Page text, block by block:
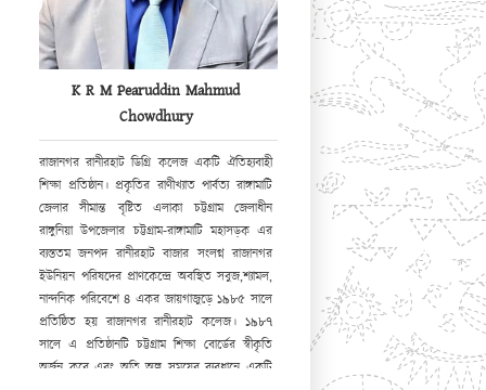
K R M Pearuddin Mahmud
Chowdhury
রাজানগর রানীরহাট ডিগ্রি কলেজ একটি ঐতিহ্যবাহী
শিক্ষা প্রতিষ্ঠান। প্রকৃতির রাণীখ্যাত পার্বত্য রাঙ্গামাটি
জেলার সীমান্ত বৃষ্টিত এলাকা চট্টগ্রাম জেলাধীন
রাঙ্গুনিয়া উপজেলার চট্টগ্রাম-রাঙ্গামাটি মহাসড়ক এর
ব্যস্ততম জনপদ রানীরহাট বাজার সংলগ্ন রাজানগর
ইউনিয়ন পরিষদের প্রাণকেন্দ্রে অবস্থিত সবুজ,শ্যামল,
নান্দনিক পরিবেশে ৪ একর জায়গাজুড়ে ১৯৮৫ সালে
প্রতিষ্ঠিত হয় রাজানগর রানীরহাট কলেজ। ১৯৮৭
সালে এ প্রতিষ্ঠানটি চট্টগ্রাম শিক্ষা বোর্ডের স্বীকৃতি
অর্জন করে এবং অতি অল্প সময়ের ব্যবধানে একটি